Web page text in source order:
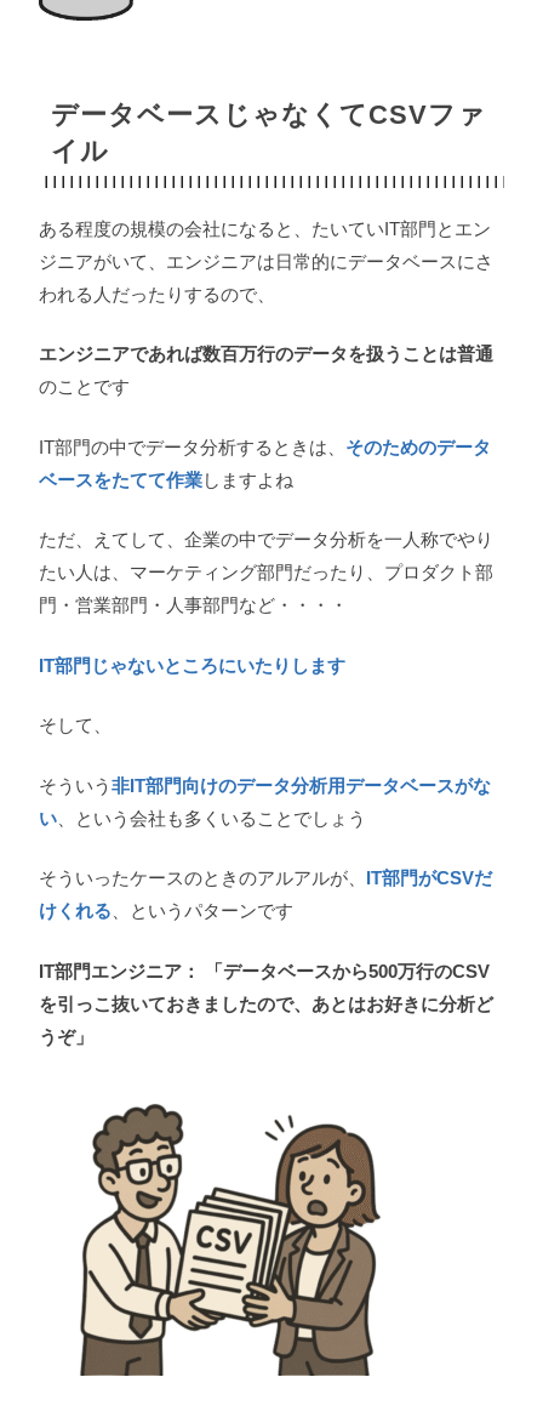
データベースじゃなくてCSVファ
イル
ある程度の規模の会社になると、たいていIT部門とエン
ジニアがいて、エンジニアは日常的にデータベースにさ
われる人だったりするので、
エンジニアであれば数百万行のデータを扱うことは普通
のことです
IT部門の中でデータ分析するときは、 そのためのデータ
ベースをたてて作業しますよね
ただ、えてして、企業の中でデータ分析を一人称でやり
たい人は、マーケティング部門だったり、プロダクト部
門・営業部門・人事部門など・・・・
IT部門じゃないところにいたりします
そして、
そういう非IT部門向けのデータ分析用データベースがな
い 、という会社も多くいることでしょう
そういったケースのときのアルアルが、 IT部門がCSVだ
けくれる 、というパターンです
IT部門エンジニア： 「データベースから500万行のCSV
を引っこ抜いておきましたので、あとはお好きに分析ど
うぞ」